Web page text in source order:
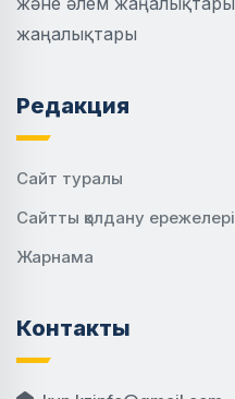
жаңалықтары
Редакция
Сайт туралы
Сайтты қолдану ережелері
Жарнама
Контакты